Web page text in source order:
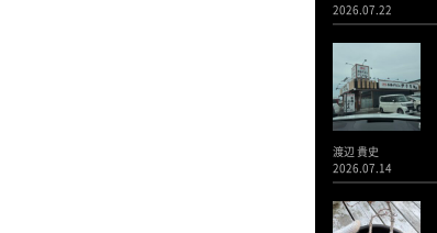
2026.07.22
渡辺 貴史
2026.07.14